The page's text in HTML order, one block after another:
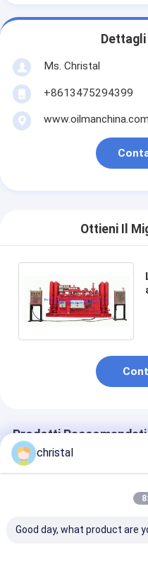
Ms. Christal
+8613475294399
www.oilmanchina.com
Ottieni Il
Prodotti Raccomandati
christal
Good day, what product are